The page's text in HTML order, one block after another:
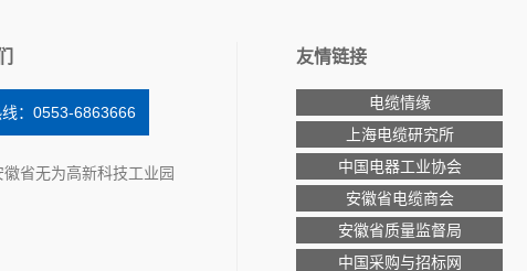
：0553-6863666
省无为高新科技工业园
友情链接
电缆情缘
上海电缆研究所
中国电器工业协会
安徽省电缆商会
安徽省质量监督局
中国采购与招标网